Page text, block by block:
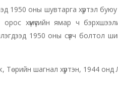
оны шувтарга хүртэл буюу
хүмүүсийн ямар ч
1950 оны сүүлч болтол
шагнал хүртэн, 1944